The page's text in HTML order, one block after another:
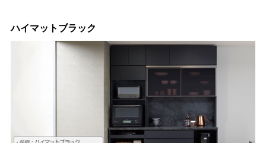
ハイマットブラック